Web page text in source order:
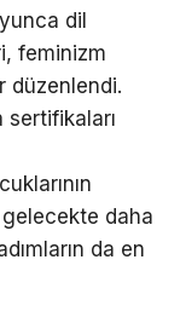
dil
feminizm
düzenlendi.
sertifikaları
daha
da en